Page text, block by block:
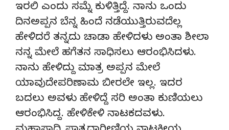
ಇರಲಿ ಎಂದು ಸಮ್ನೆ ಕುಳಿತ್ತಿದ್ದೆ. ನಾನು ಒಂದು
ದಿನಅಪ್ಪನ ಬೆನ್ನ ಹಿಂದೆ ನಡೆಯುತ್ತಿರುವದೆಲ್ಲ
ಹೇಳಿದರೆ ತನ್ನದು ಚಾಡಾ ಹೇಳಿದಳು ಅಂತಾ ಶೀಲಾ
ನನ್ನ ಮೇಲೆ ಹಗೆತನ ಸಾಧಿಸಲು ಆರಂಭಿಸಿದಳು.
ನಾನು ಹೇಳಿದ್ದು ಮಾತ್ರ ಅಪ್ಪನ ಮೇಲೆ
ಯಾವುದೇಪರಿಣಾಮ ಬೀರಲೇ ಇಲ್ಲ. ಇದರ
ಬದಲು ಅವಳು ಹೇಳಿದ್ದೆ ಸರಿ ಅಂತಾ ಕುಣಿಯಲು
ಆರಂಭಿಸಿದ್ದ. ಹೇಳಿಕೇಳಿ ನಾಟಕದವಳು.